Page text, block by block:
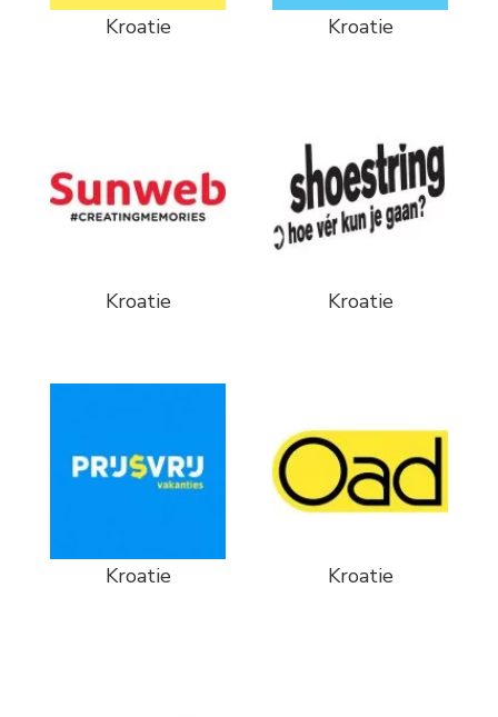
Kroatie Kroatie
Kroatie Kroatie
Kroatie Kroatie